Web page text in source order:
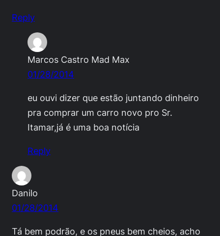
Reply
Marcos Castro Mad Max
01/28/2014
eu ouvi dizer que estão juntando dinheiro
pra comprar um carro novo pro Sr.
Itamar,já é uma boa notícia
Reply
Danilo
01/28/2014
Tá bem podrão, e os pneus bem cheios, acho